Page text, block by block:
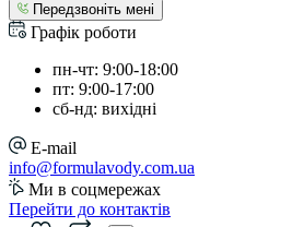
Передзвоніть мені
Графік роботи
пн-чт: 9:00-18:00
пт: 9:00-17:00
сб-нд: вихідні
E-mail
info@formulavody.com.ua
Ми в соцмережах
Перейти до контактів